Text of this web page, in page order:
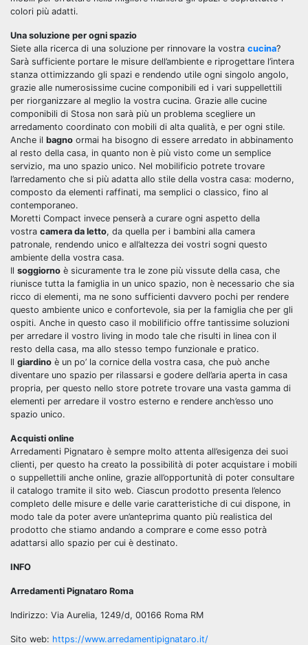
colori più adatti.
Una soluzione per ogni spazio
Siete alla ricerca di una soluzione per rinnovare la vostra cucina?
Sarà sufficiente portare le misure dell’ambiente e riprogettare l’intera
stanza ottimizzando gli spazi e rendendo utile ogni singolo angolo,
grazie alle numerosissime cucine componibili ed i vari suppellettili
per riorganizzare al meglio la vostra cucina. Grazie alle cucine
componibili di Stosa non sarà più un problema scegliere un
arredamento coordinato con mobili di alta qualità, e per ogni stile.
Anche il bagno ormai ha bisogno di essere arredato in abbinamento
al resto della casa, in quanto non è più visto come un semplice
servizio, ma uno spazio unico. Nel mobilificio potrete trovare
l’arredamento che si più adatta allo stile della vostra casa: moderno,
composto da elementi raffinati, ma semplici o classico, fino al
contemporaneo.
Moretti Compact invece penserà a curare ogni aspetto della
vostra camera da letto, da quella per i bambini alla camera
patronale, rendendo unico e all’altezza dei vostri sogni questo
ambiente della vostra casa.
Il soggiorno è sicuramente tra le zone più vissute della casa, che
riunisce tutta la famiglia in un unico spazio, non è necessario che sia
ricco di elementi, ma ne sono sufficienti davvero pochi per rendere
questo ambiente unico e confortevole, sia per la famiglia che per gli
ospiti. Anche in questo caso il mobilificio offre tantissime soluzioni
per arredare il vostro living in modo tale che risulti in linea con il
resto della casa, ma allo stesso tempo funzionale e pratico.
Il giardino è un po’ la cornice della vostra casa, che può anche
diventare uno spazio per rilassarsi e godere dell’aria aperta in casa
propria, per questo nello store potrete trovare una vasta gamma di
elementi per arredare il vostro esterno e rendere anch’esso uno
spazio unico.
Acquisti online
Arredamenti Pignataro è sempre molto attenta all’esigenza dei suoi
clienti, per questo ha creato la possibilità di poter acquistare i mobili
o suppellettili anche online, grazie all’opportunità di poter consultare
il catalogo tramite il sito web. Ciascun prodotto presenta l’elenco
completo delle misure e delle varie caratteristiche di cui dispone, in
modo tale da poter avere un’anteprima quanto più realistica del
prodotto che stiamo andando a comprare e come esso potrà
adattarsi allo spazio per cui è destinato.
INFO
Arredamenti Pignataro Roma
Indirizzo: Via Aurelia, 1249/d, 00166 Roma RM
Sito web: https://www.arredamentipignataro.it/